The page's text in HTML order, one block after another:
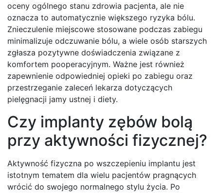
oceny ogólnego stanu zdrowia pacjenta, ale nie
oznacza to automatycznie większego ryzyka bólu.
Znieczulenie miejscowe stosowane podczas zabiegu
minimalizuje odczuwanie bólu, a wiele osób starszych
zgłasza pozytywne doświadczenia związane z
komfortem pooperacyjnym. Ważne jest również
zapewnienie odpowiedniej opieki po zabiegu oraz
przestrzeganie zaleceń lekarza dotyczących
pielęgnacji jamy ustnej i diety.
Czy implanty zębów bolą
przy aktywności fizycznej?
Aktywność fizyczna po wszczepieniu implantu jest
istotnym tematem dla wielu pacjentów pragnących
wrócić do swojego normalnego stylu życia. Po